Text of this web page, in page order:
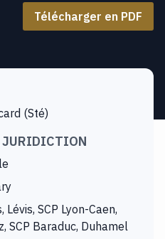
Télécharger en PDF
(Sté)
JURIDICTION
Lévis, SCP Lyon-Caen,
SCP Baraduc, Duhamel